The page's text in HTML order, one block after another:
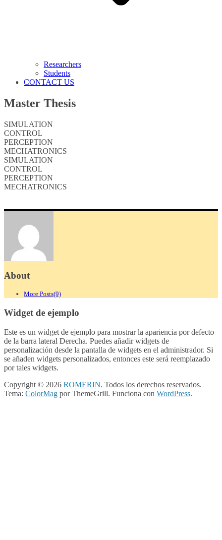
Researchers
Students
CONTACT US
Master Thesis
SIMULATION
CONTROL
PERCEPTION
MECHATRONICS
SIMULATION
CONTROL
PERCEPTION
MECHATRONICS
About
More Posts(9)
Widget de ejemplo
Este es un widget de ejemplo para mostrar la apariencia por defecto
de la barra lateral Derecha. Puedes añadir widgets de
personalización desde la pantalla de widgets en el administrador. Si
se añaden widgets personalizados, entonces este será reemplazado
por tales widgets.
Copyright © 2026 ROMERIN. Todos los derechos reservados.
Tema: ColorMag por ThemeGrill. Funciona con WordPress.